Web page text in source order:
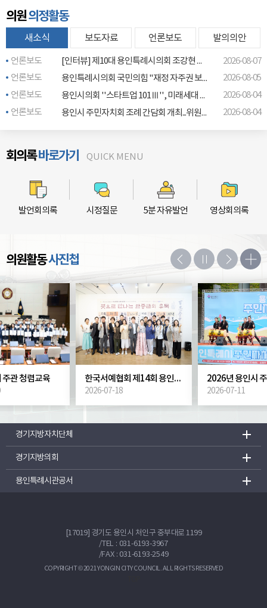
의원의정활동
새소식
언론보도 [인터뷰] 제10대 용인특례시의회 조강현 시의원(자치행정위원회 간사)
2026-08-07
언론보도
용인특례시의회 국민의힘 "재정 자주권 보장·반도체 국가산단 신속 추진해야"
2026-08-05
언론보도
용인시의회 ''스타트업 101Ⅲ'', 미래세대 정책 연구 착수
2026-08-04
언론보도
용인시 주민자치회 조례 간담회 개최...위원회·공무원 등 의견 수렴 2026-08-04
보도자료 언론보도 발의의안
회의록바로가기
발언회의록 시정질문 5분 자유발언 영상회의록
의원활동사진첩
주관 청렴교육 한국서예협회 제14회 용인시지부 회원전
2026-07-18 2026-07-11
경기지방자치단체
경기지방의회
용인특례시관공서
[17019] 경기도 용인시 처인구 중부대로 1199
/TEL : 031-6193-3967
/FAX : 031-6193-2549
COPYRIGHT © 2021 YONGIN CITY COUNCIL. ALL RIGHTS RESERVED